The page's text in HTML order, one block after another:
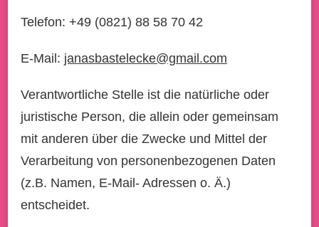
Telefon: +49 (0821) 88 58 70 42
E-Mail: janasbastelecke@gmail.com
Verantwortliche Stelle ist die natürliche oder
juristische Person, die allein oder gemeinsam
mit anderen über die Zwecke und Mittel der
Verarbeitung von personenbezogenen Daten
(z.B. Namen, E-Mail- Adressen o. Ä.)
entscheidet.